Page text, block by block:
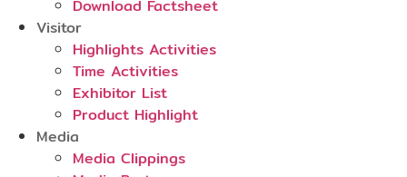
Download Factsheet
Visitor
Highlights Activities
Time Activities
Exhibitor List
Product Highlight
Media
Media Clippings